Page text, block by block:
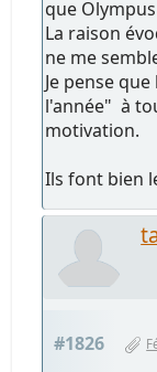
que
La raison
ne me
Je pense
l'année" à
motivation.
Ils font bien
#1826